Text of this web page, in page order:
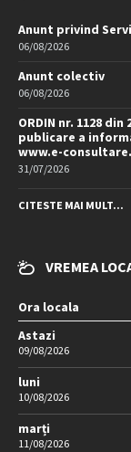
Anunt privind
06/08/2026
Anunt colectiv
06/08/2026
ORDIN nr. 1128
publicare a
www.e-
31/07/2026
CITESTE MAI MULT...
VREMEA
Ora locala
Astazi
09/08/2026
luni
10/08/2026
marți
11/08/2026